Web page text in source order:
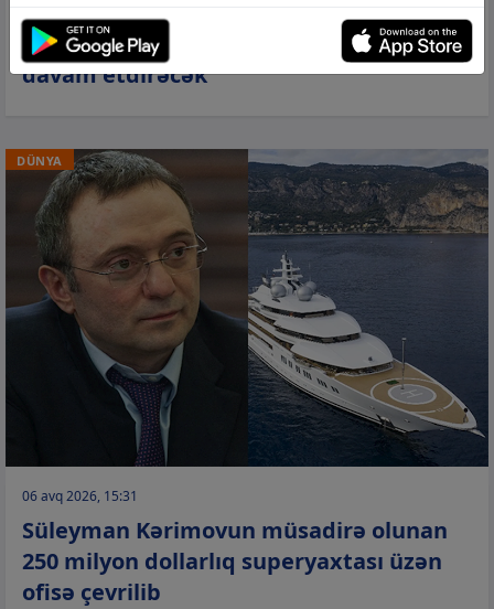
İsrail ordusu Qəzzada əməliyyatları
davam etdirəcək
DÜNYA
06 avq 2026, 15:31
Süleyman Kərimovun müsadirə olunan
250 milyon dollarlıq superyaxtası üzən
ofisə çevrilib